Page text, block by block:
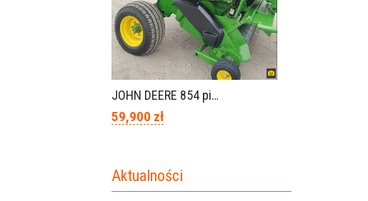
JOHN DEERE 854 piękny stan
59,900 zł
Aktualności